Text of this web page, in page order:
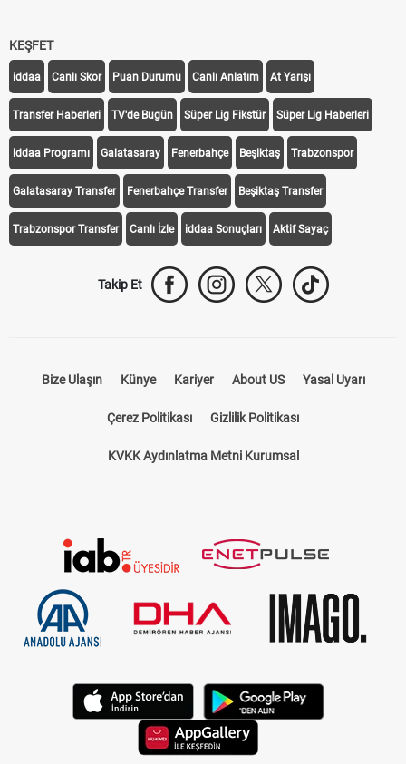
KEŞFET
iddaa Canlı Skor Puan Durumu Canlı Anlatım At Yarışı
Transfer Haberleri TV'de Bugün Süper Lig Fikstür Süper Lig Haberleri
iddaa Programı Galatasaray Fenerbahçe Beşiktaş Trabzonspor
Galatasaray Transfer Fenerbahçe Transfer Beşiktaş Transfer
Trabzonspor Transfer Canlı İzle iddaa Sonuçları Aktif Sayaç
Takip Et
Bize Ulaşın Künye Kariyer About US Yasal Uyarı
Çerez Politikası Gizlilik Politikası
KVKK Aydınlatma Metni Kurumsal